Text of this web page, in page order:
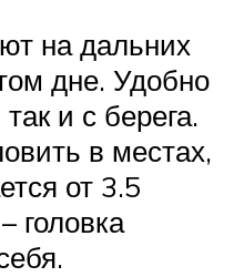
на дальних
дне. Удобно
и с берега.
в местах,
от 3.5
головка